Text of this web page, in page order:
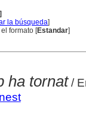
la búsqueda]
formato [Estandar]
ha tornat/